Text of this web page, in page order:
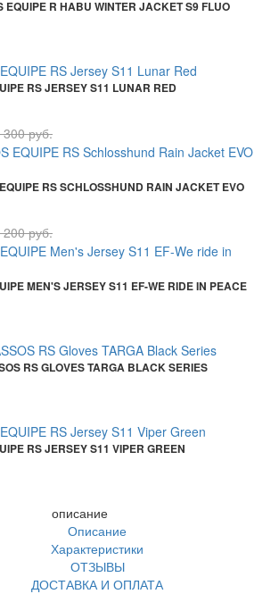
R HABU WINTER JACKET S9 FLUO
RS JERSEY S11 LUNAR RED
300 руб.
RS SCHLOSSHUND RAIN JACKET EVO
200 руб.
MEN'S JERSEY S11 EF-WE RIDE IN PEACE
RS GLOVES TARGA BLACK SERIES
RS JERSEY S11 VIPER GREEN
описание
Описание
Характеристики
ОТЗЫВЫ
ДОСТАВКА И ОПЛАТА